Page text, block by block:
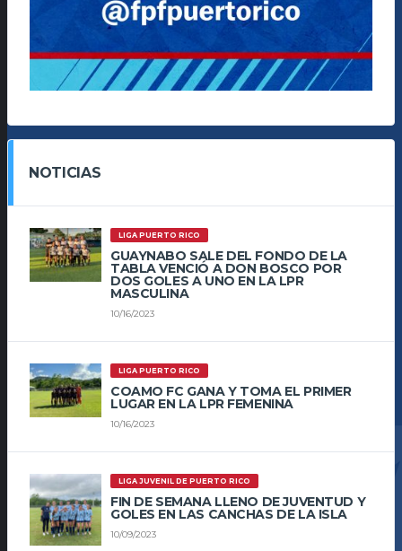
NOTICIAS
LIGA PUERTO RICO
GUAYNABO SALE DEL FONDO DE LA
TABLA VENCIÓ A DON BOSCO POR
DOS GOLES A UNO EN LA LPR
MASCULINA
10/16/2023
LIGA PUERTO RICO
COAMO FC GANA Y TOMA EL PRIMER
LUGAR EN LA LPR FEMENINA
10/16/2023
LIGA JUVENIL DE PUERTO RICO
FIN DE SEMANA LLENO DE JUVENTUD Y
GOLES EN LAS CANCHAS DE LA ISLA
10/09/2023